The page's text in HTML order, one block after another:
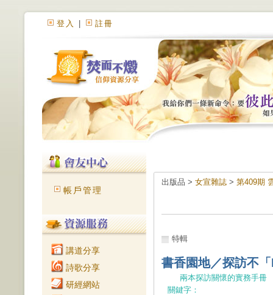
登入 註冊
帳戶管理
講道分享
詩歌分享
研經網站
出版品 > 女宣雜誌 > 第409期
特輯
書香園地／探訪不
兩本探訪關懷的實務手冊
關鍵字：